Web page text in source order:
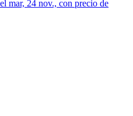
mar, 24 nov., con precio de